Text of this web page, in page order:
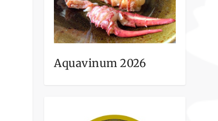
Aquavinum 2026